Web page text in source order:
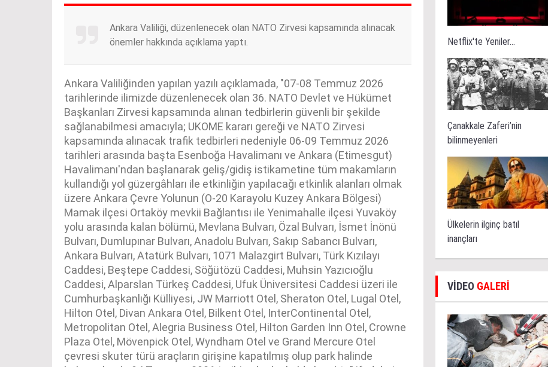
Ankara Valiliği, düzenlenecek olan NATO Zirvesi kapsamında alınacak
önemler hakkında açıklama yaptı.
Ankara Valiliğinden yapılan yazılı açıklamada, "07-08 Temmuz 2026
tarihlerinde ilimizde düzenlenecek olan 36. NATO Devlet ve Hükümet
Başkanları Zirvesi kapsamında alınan tedbirlerin güvenli bir şekilde
sağlanabilmesi amacıyla; UKOME kararı gereği ve NATO Zirvesi
kapsamında alınacak trafik tedbirleri nedeniyle 06-09 Temmuz 2026
tarihleri arasında başta Esenboğa Havalimanı ve Ankara (Etimesgut)
Havalimanı'ndan başlanarak geliş/gidiş istikametine tüm makamların
kullandığı yol güzergâhları ile etkinliğin yapılacağı etkinlik alanları olmak
üzere Ankara Çevre Yolunun (O-20 Karayolu Kuzey Ankara Bölgesi)
Mamak ilçesi Ortaköy mevkii Bağlantısı ile Yenimahalle ilçesi Yuvaköy
yolu arasında kalan bölümü, Mevlana Bulvarı, Özal Bulvarı, İsmet İnönü
Bulvarı, Dumlupınar Bulvarı, Anadolu Bulvarı, Sakıp Sabancı Bulvarı,
Ankara Bulvarı, Atatürk Bulvarı, 1071 Malazgirt Bulvarı, Türk Kızılayı
Caddesi, Beştepe Caddesi, Söğütözü Caddesi, Muhsin Yazıcıoğlu
Caddesi, Alparslan Türkeş Caddesi, Ufuk Üniversitesi Caddesi üzeri ile
Cumhurbaşkanlığı Külliyesi, JW Marriott Otel, Sheraton Otel, Lugal Otel,
Hilton Otel, Divan Ankara Otel, Bilkent Otel, InterContinental Otel,
Metropolitan Otel, Alegria Business Otel, Hilton Garden Inn Otel, Crowne
Plaza Otel, Mövenpick Otel, Wyndham Otel ve Grand Mercure Otel
çevresi skuter türü araçların girişine kapatılmış olup park halinde
Netflix'te Yeniler...
Çanakkale Zaferi’nin
bilinmeyenleri
Ülkelerin ilginç batıl
inançları
VİDEO GALERİ